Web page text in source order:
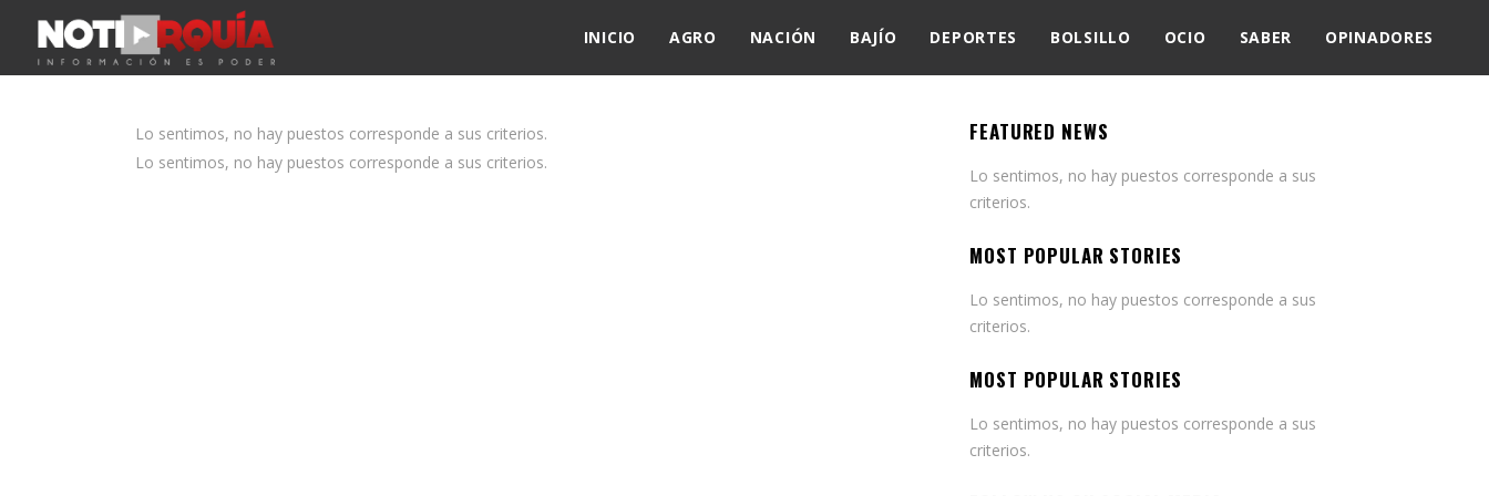
INICIO AGRO NACIÓN BAJÍO DEPORTES BOLSILLO OCIO SABER OPINADORES
Lo sentimos, no hay puestos corresponde a sus criterios.
Lo sentimos, no hay puestos corresponde a sus criterios.
FEATURED NEWS
Lo sentimos, no hay puestos corresponde a sus
criterios.
MOST POPULAR STORIES
Lo sentimos, no hay puestos corresponde a sus
criterios.
MOST POPULAR STORIES
Lo sentimos, no hay puestos corresponde a sus
criterios.